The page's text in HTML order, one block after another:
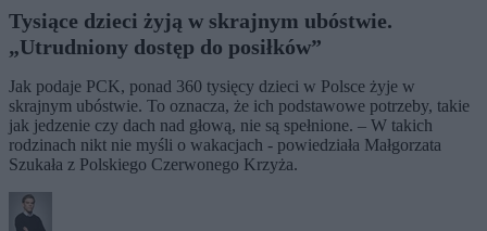
Tysiące dzieci żyją w skrajnym ubóstwie.
„Utrudniony dostęp do posiłków”
Jak podaje PCK, ponad 360 tysięcy dzieci w Polsce żyje w
skrajnym ubóstwie. To oznacza, że ich podstawowe potrzeby, takie
jak jedzenie czy dach nad głową, nie są spełnione. – W takich
rodzinach nikt nie myśli o wakacjach - powiedziała Małgorzata
Szukała z Polskiego Czerwonego Krzyża.